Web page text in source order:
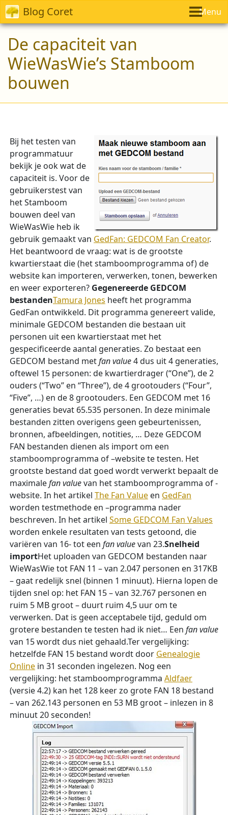
Blog Coret Menu
De capaciteit van
WieWasWie’s Stamboom
bouwen
Bij het testen van
programmatuur
bekijk je ook wat de
capaciteit is. Voor de
gebruikerstest van
het Stamboom
bouwen deel van
WieWasWie heb ik
gebruik gemaakt van GedFan: GEDCOM Fan Creator.
Het beantwoord de vraag: wat is de grootste
kwartierstaat die (het stamboomprogramma of) de
website kan importeren, verwerken, tonen, bewerken
en weer exporteren? Gegenereerde GEDCOM
bestandenTamura Jones heeft het programma
GedFan ontwikkeld. Dit programma genereert valide,
minimale GEDCOM bestanden die bestaan uit
personen uit een kwartierstaat met het
gespecificeerde aantal generaties. Zo bestaat een
GEDCOM bestand metfan value4 dus uit 4 generaties,
oftewel 15 personen: de kwartierdrager (“One”), de 2
ouders (“Two” en “Three”), de 4 grootouders (“Four”,
“Five”, …) en de 8 grootouders. Een GEDCOM met 16
generaties bevat 65.535 personen. In deze minimale
bestanden zitten overigens geen gebeurtenissen,
bronnen, afbeeldingen, notities, … Deze GEDCOM
FAN bestanden dienen als import om een
stamboomprogramma of –website te testen. Het
grootste bestand dat goed wordt verwerkt bepaalt de
maximalefan valuevan het stamboomprogramma of -
website. In het artikel The Fan Value en GedFan
worden testmethode en –programma nader
beschreven. In het artikel Some GEDCOM Fan Values
worden enkele resultaten van tests getoond, die
variëren van 16- tot een fan valuevan 23.Snelheid
importHet uploaden van GEDCOM bestanden naar
WieWasWie tot FAN 11 – van 2.047 personen en 317KB
– gaat redelijk snel (binnen 1 minuut). Hierna lopen de
tijden snel op: het FAN 15 – van 32.767 personen en
ruim 5 MB groot – duurt ruim 4,5 uur om te
verwerken. Dat is geen acceptabele tijd, geduld om
grotere bestanden te testen had ik niet… Een fan value
van 15 wordt dus niet gehaald.Ter vergelijking:
hetzelfde FAN 15 bestand wordt door Genealogie
Online in 31 seconden ingelezen. Nog een
vergelijking: het stamboomprogramma Aldfaer
(versie 4.2) kan het 128 keer zo grote FAN 18 bestand
– van 262.143 personen en 53 MB groot – inlezen in 8
minuut 20 seconden!